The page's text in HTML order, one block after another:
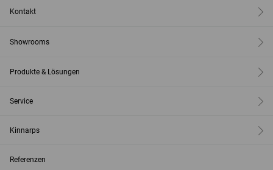
Kontakt
Showrooms
Produkte & Lösungen
Service
Kinnarps
Referenzen